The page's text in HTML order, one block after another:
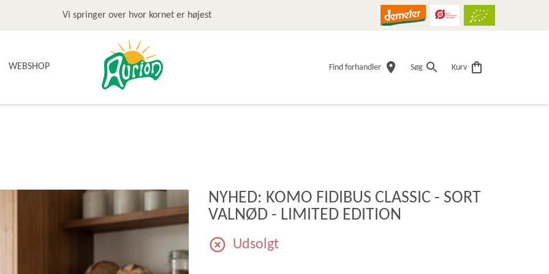
Vi springer over hvor kornet er højest
WEBSHOP
BÆLGFRUGTER
Find forhandler Søg Kurv
NYHED: KOMO FIDIBUS CLASSIC - SORT
VALNØD - LIMITED EDITION
Udsolgt